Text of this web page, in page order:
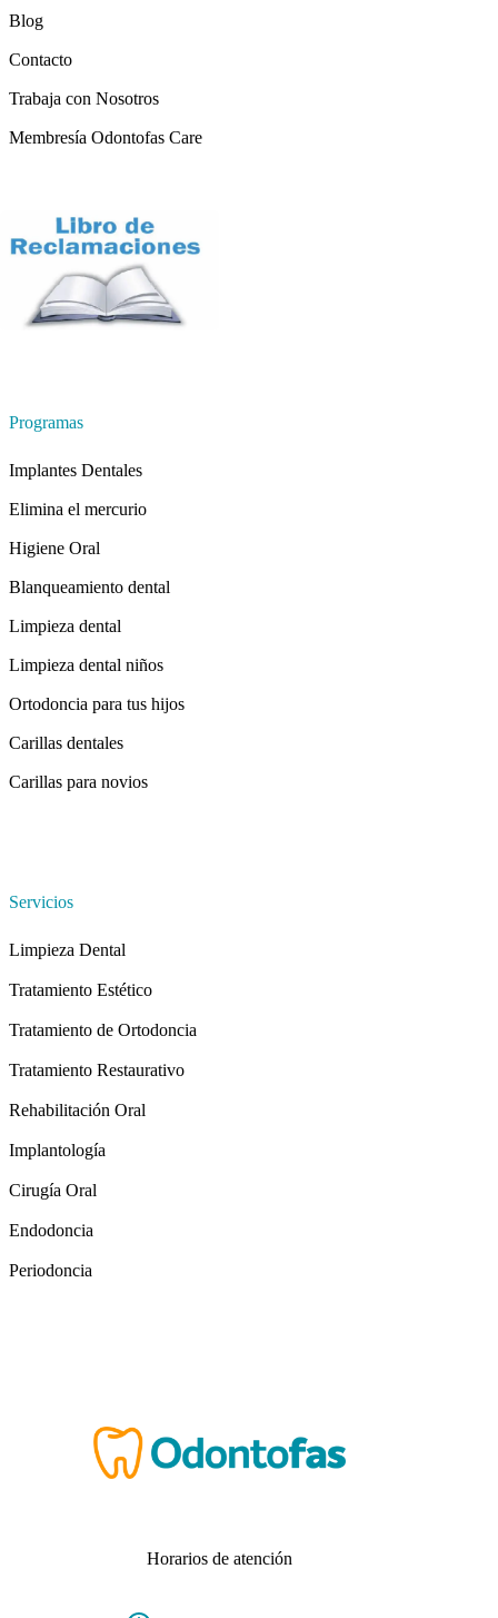
Blog
Contacto
Trabaja con Nosotros
Membresía Odontofas Care
Programas
Implantes Dentales
Elimina el mercurio
Higiene Oral
Blanqueamiento dental
Limpieza dental
Limpieza dental niños
Ortodoncia para tus hijos
Carillas dentales
Carillas para novios
Servicios
Limpieza Dental
Tratamiento Estético
Tratamiento de Ortodoncia
Tratamiento Restaurativo
Rehabilitación Oral
Implantología
Cirugía Oral
Endodoncia
Periodoncia
Horarios de atención